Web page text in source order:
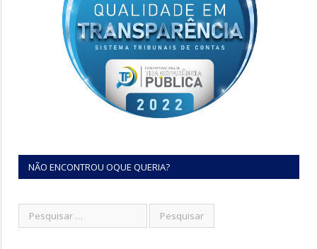
NÃO ENCONTROU OQUE QUERIA?